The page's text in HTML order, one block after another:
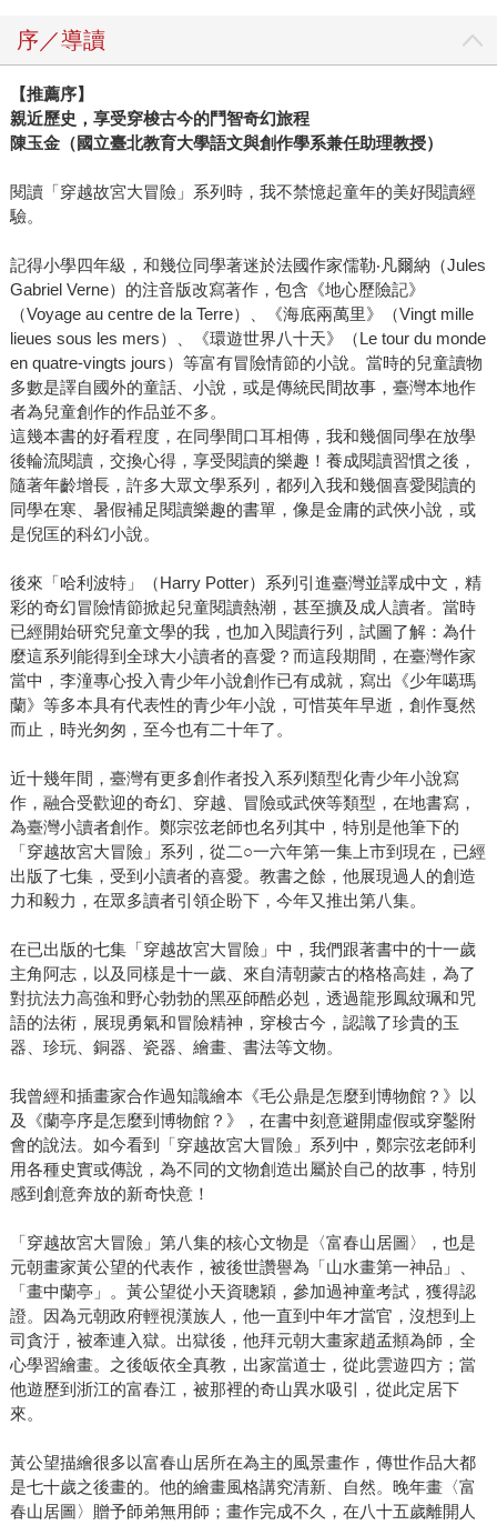
序／導讀
【推薦序】
親近歷史，享受穿梭古今的鬥智奇幻旅程
陳玉金（國立臺北教育大學語文與創作學系兼任助理教授）
閱讀「穿越故宮大冒險」系列時，我不禁憶起童年的美好閱讀經
驗。
記得小學四年級，和幾位同學著迷於法國作家儒勒‧凡爾納（Jules
Gabriel Verne）的注音版改寫著作，包含《地心歷險記》
（Voyage au centre de la Terre）、《海底兩萬里》（Vingt mille
lieues sous les mers）、《環遊世界八十天》（Le tour du monde
en quatre-vingts jours）等富有冒險情節的小說。當時的兒童讀物
多數是譯自國外的童話、小說，或是傳統民間故事，臺灣本地作
者為兒童創作的作品並不多。
這幾本書的好看程度，在同學間口耳相傳，我和幾個同學在放學
後輪流閱讀，交換心得，享受閱讀的樂趣！養成閱讀習慣之後，
隨著年齡增長，許多大眾文學系列，都列入我和幾個喜愛閱讀的
同學在寒、暑假補足閱讀樂趣的書單，像是金庸的武俠小說，或
是倪匡的科幻小說。
後來「哈利波特」（Harry Potter）系列引進臺灣並譯成中文，精
彩的奇幻冒險情節掀起兒童閱讀熱潮，甚至擴及成人讀者。當時
已經開始研究兒童文學的我，也加入閱讀行列，試圖了解：為什
麼這系列能得到全球大小讀者的喜愛？而這段期間，在臺灣作家
當中，李潼專心投入青少年小說創作已有成就，寫出《少年噶瑪
蘭》等多本具有代表性的青少年小說，可惜英年早逝，創作戛然
而止，時光匆匆，至今也有二十年了。
近十幾年間，臺灣有更多創作者投入系列類型化青少年小說寫
作，融合受歡迎的奇幻、穿越、冒險或武俠等類型，在地書寫，
為臺灣小讀者創作。鄭宗弦老師也名列其中，特別是他筆下的
「穿越故宮大冒險」系列，從二○一六年第一集上市到現在，已經
出版了七集，受到小讀者的喜愛。教書之餘，他展現過人的創造
力和毅力，在眾多讀者引領企盼下，今年又推出第八集。
在已出版的七集「穿越故宮大冒險」中，我們跟著書中的十一歲
主角阿志，以及同樣是十一歲、來自清朝蒙古的格格高娃，為了
對抗法力高強和野心勃勃的黑巫師酷必剋，透過龍形鳳紋珮和咒
語的法術，展現勇氣和冒險精神，穿梭古今，認識了珍貴的玉
器、珍玩、銅器、瓷器、繪畫、書法等文物。
我曾經和插畫家合作過知識繪本《毛公鼎是怎麼到博物館？》以
及《蘭亭序是怎麼到博物館？》，在書中刻意避開虛假或穿鑿附
會的說法。如今看到「穿越故宮大冒險」系列中，鄭宗弦老師利
用各種史實或傳說，為不同的文物創造出屬於自己的故事，特別
感到創意奔放的新奇快意！
「穿越故宮大冒險」第八集的核心文物是〈富春山居圖〉，也是
元朝畫家黃公望的代表作，被後世讚譽為「山水畫第一神品」、
「畫中蘭亭」。黃公望從小天資聰穎，參加過神童考試，獲得認
證。因為元朝政府輕視漢族人，他一直到中年才當官，沒想到上
司貪汙，被牽連入獄。出獄後，他拜元朝大畫家趙孟頫為師，全
心學習繪畫。之後皈依全真教，出家當道士，從此雲遊四方；當
他遊歷到浙江的富春江，被那裡的奇山異水吸引，從此定居下
來。
黃公望描繪很多以富春山居所在為主的風景畫作，傳世作品大都
是七十歲之後畫的。他的繪畫風格講究清新、自然。晚年畫〈富
春山居圖〉贈予師弟無用師；畫作完成不久，在八十五歲離開人